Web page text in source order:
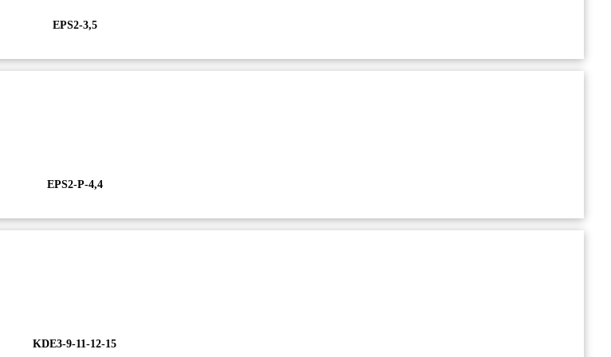
EPS2-3,5
EPS2-P-4,4
KDE3-9-11-12-15